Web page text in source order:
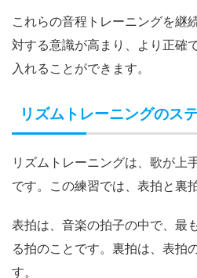
これらの音程トレーニングを継
対する意識が高まり、より正確
入れることができます。
リズムトレーニングのス
リズムトレーニングは、歌が上
です。この練習では、表拍と裏
表拍は、音楽の拍子の中で、最
る拍のことです。裏拍は、表拍
す。